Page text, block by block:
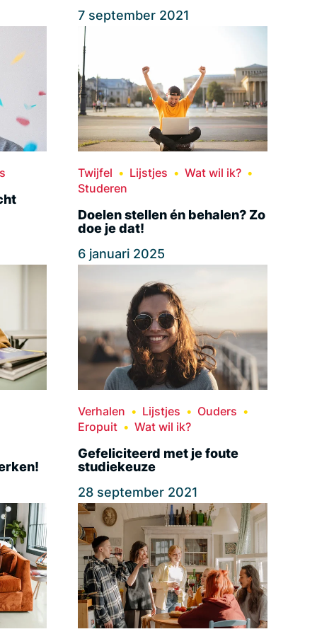
7 september 2021
Twijfel Lijstjes
Wat wil ik?
Studeren
Doelen stellen én behalen? Zo
doe je dat!
6 januari 2025
Verhalen Lijstjes
Ouders
Eropuit
Wat wil ik?
Gefeliciteerd met je foute
studiekeuze
28 september 2021